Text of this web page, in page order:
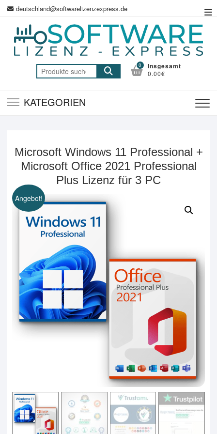
Zum
springen
deutschland@softwarelizenzexpress.de
Suche
nach:
0 Insgesamt
0.00€
KATEGORIEN
Microsoft Windows 11 Professional +
Microsoft Office 2021 Professional
Plus Lizenz für 3 PC
Angebot!